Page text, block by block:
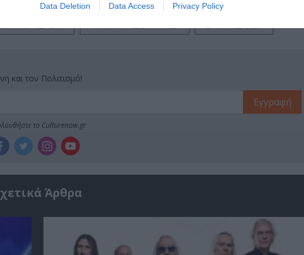
Data Deletion Data Access Privacy Policy
ΦΕΣΤΙΒΑΛ ΚΑΛΟΚΑΙΡΙΝΕΣ ΣΥΝΑΥΛΙΕΣ ΣΥΝΑΥΛΙΕΣ 2026
και τον Πολιτισμό!
το Culturenow.gr
Άρθρα